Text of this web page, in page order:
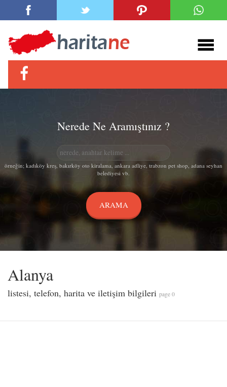
Nerede Ne Aramıştınız ?
örneğin; kadıköy kreş, bakırköy oto kiralama, ankara adliye, trabzon pet shop, adana seyhan
belediyesi vb.
Alanya
listesi, telefon, harita ve iletişim bilgileri page 0